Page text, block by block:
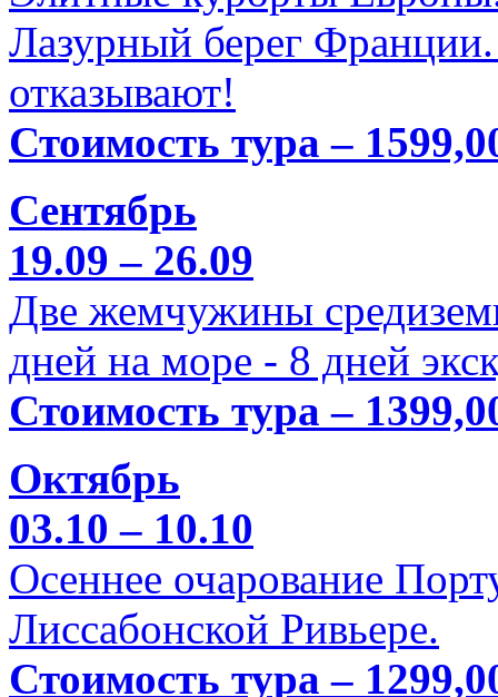
Лазурный берег
отказывают!
Стоимость тура –
Сентябрь
19.09 – 26.09
Две жемчужины
дней на море - 8 дней
Стоимость тура –
Октябрь
03.10 – 10.10
Осеннее очарование
Лиссабонской Ривьере.
Стоимость тура –